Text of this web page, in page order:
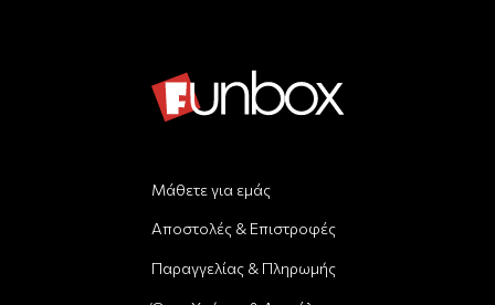
Μάθετε για εμάς
Αποστολές & Επιστροφές
Παραγγελίας & Πληρωμής